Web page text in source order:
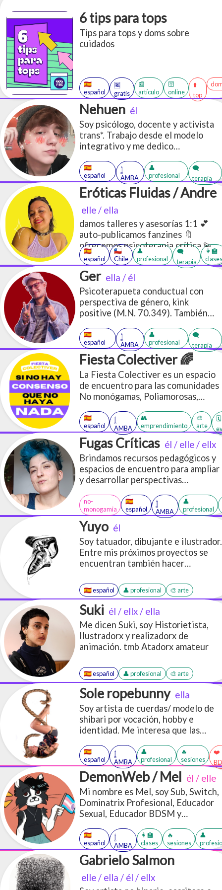
6 tips para tops
Tips para tops y doms sobre
cuidados
🇪🇸
español
🆓
gratis
📰
artículo
🛜
online
⬆️
top
Nehuen él
Soy psicólogo, docente y activista
trans*. Trabajo desde el modelo
integrativo y me dedico
personas del colectivo
LGBTTTIQA+.
🇪🇸
español
𓉶
AMBA
👤
profesional
🗨️
terapia
Eróticas Fluidas / Andre
elle / ella
damos talleres y asesorías 1:1 💕
auto-publicamos fanzines 🔖
ofrecemos psicoterapia crítica 💫
en base a las sexualidades, géneros
y afectos 🏳️‍🌈⚧️🏳️‍⚧️
🇪🇸
español
🇨🇱
Chile
👤
profesional
🗨️
terapia
👩‍🏫
Ger ella / él
Psicoterapueta conductual con
perspectiva de género, kink
positive (M.N. 70.349). También
🇪🇸
español
𓉶
AMBA
👤
profesional
🗨️
terapia
Fiesta Colectiver 🌈
La Fiesta Colectiver es un espacio
de encuentro para las comunidades
No monógamas, Poliamorosas,
🇪🇸
español
𓉶
AMBA
👥
emprendimiento
🎨
arte
🗓️
Fugas Críticas él / elle / ellx
Brindamos recursos pedagógicos y
espacios de encuentro para ampliar
y desarrollar perspectivas
sexualidad y modos de vincularnos
afectivamente
no-
monogamia
🇪🇸
español
𓉶
AMBA
👤
profesional
Yuyo él
Soy tatuador, dibujante e ilustrador.
Entre mis próximos proyectos se
encuentran también hacer
proyecto fue participar en el arte
2d de un videojuego y me estoy
interiorizando en el oficio del
concept art. Lo que más me gusta
dibujar son monstruos, furrxs y
cosas gor3 y erótikas. Pero puedo
hacer de todito. Hago trabajos por
🇪🇸 español 👤 profesional 🎨 arte
Suki él / ellx / ella
Me dicen Suki, soy Historietista,
Ilustradorx y realizadorx de
animación. tmb Atadorx amateur
🇪🇸 español 👤 profesional 🎨 arte
Sole ropebunny ella
Soy artista de cuerdas/ modelo de
shibari por vocación, hobby e
identidad. Me interesa que las
puedan tener acceso a la
información!
🇪🇸
español
𓉶
AMBA
👤
profesional
🔥
sesiones
❤️
DemonWeb / Mel
él / elle
Mi nombre es Mel, soy Sub, Switch,
Dominatrix Profesional, Educador
Sexual, Educador BDSM y
🇪🇸
español
𓉶
AMBA
👩‍🏫
clases
🔥
sesiones
👤
Gabrielo Salmon
elle / ella / él / ellx